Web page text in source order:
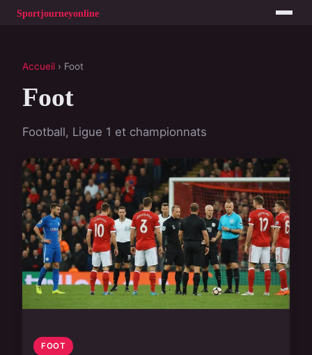
Accueil › Foot
Foot
Football, Ligue 1 et championnats
FOOT